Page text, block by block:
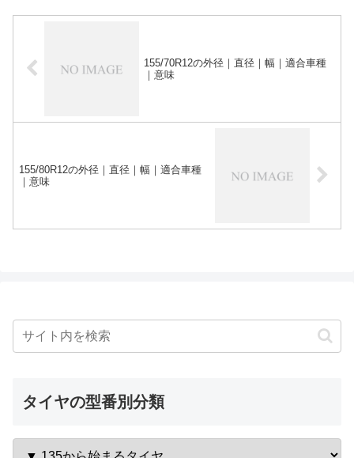
155/70R12の外径｜直径｜幅｜適合車種
｜意味
155/80R12の外径｜直径｜幅｜適合車種
｜意味
タイヤの型番別分類